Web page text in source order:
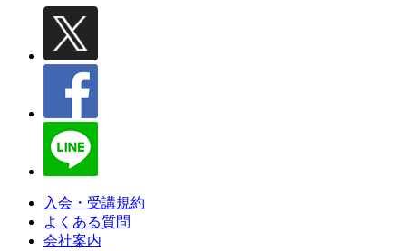
入会・受講規約
よくある質問
会社案内